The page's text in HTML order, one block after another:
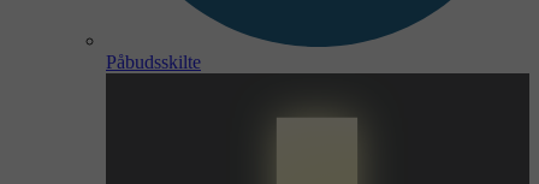
Påbudsskilte